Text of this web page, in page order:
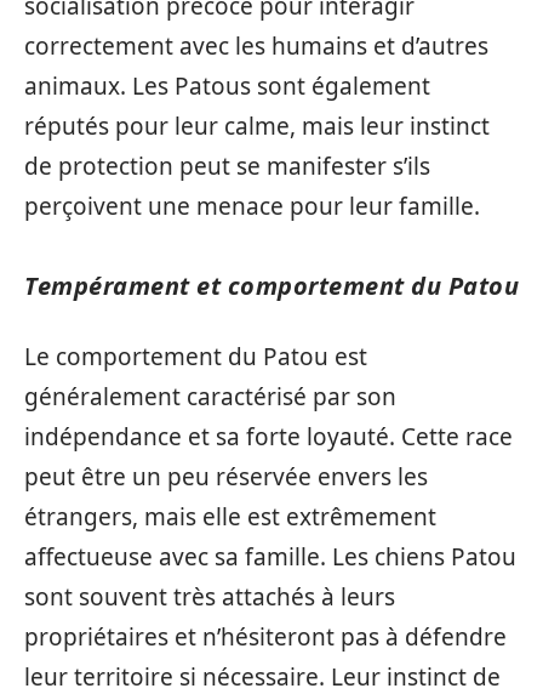
correctement avec les humains et d’autres
animaux. Les Patous sont également
réputés pour leur calme, mais leur instinct
de protection peut se manifester s’ils
perçoivent une menace pour leur famille.
Tempérament et comportement du Patou
Le comportement du Patou est
généralement caractérisé par son
indépendance et sa forte loyauté. Cette race
peut être un peu réservée envers les
étrangers, mais elle est extrêmement
affectueuse avec sa famille. Les chiens Patou
sont souvent très attachés à leurs
propriétaires et n’hésiteront pas à défendre
leur territoire si nécessaire. Leur instinct de